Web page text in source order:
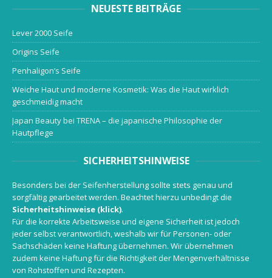
NEUESTE BEITRÄGE
Lever 2000 Seife
Origins Seife
Penhaligon’s Seife
Weiche Haut und moderne Kosmetik: Was die Haut wirklich
geschmeidig macht
Japan Beauty bei TRENA – die japanische Philosophie der
Hautpflege
SICHERHEITSHINWEISE
Besonders bei der Seifenherstellung sollte stets genau und
sorgfältig gearbeitet werden. Beachtet hierzu unbedingt die
Sicherheitshinweise (klick).
Für die korrekte Arbeitsweise und eigene Sicherheit ist jedoch
jeder selbst verantwortlich, weshalb wir für Personen- oder
Sachschäden keine Haftung übernehmen. Wir übernehmen
zudem keine Haftung für die Richtigkeit der Mengenverhältnisse
von Rohstoffen und Rezepten.